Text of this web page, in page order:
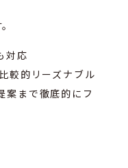
対応
較的リーズナブル
案まで徹底的にフ